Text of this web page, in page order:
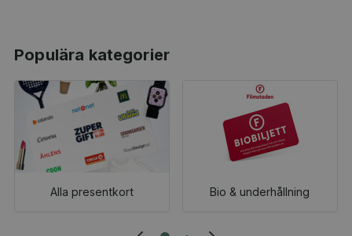
Populära kategorier
Alla presentkort Bio & underhållning